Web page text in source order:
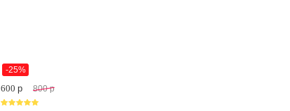
-25%
600 p 800 p